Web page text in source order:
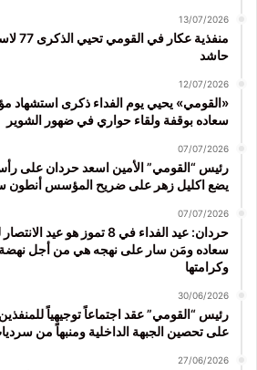
13/07/2026
منفذية
حاشد
12/07/2026
«القومي» يحيي يوم الفداء ذكرى
سعاده بوقفة ولقاء حواري في ضهور الشوير
07/07/2026
رئيس “القومي” الأمين اسعد حردان على
يضع اكليل زهر على ضريح المؤسس أنطون
07/07/2026
حردان: عيد الفداء في 8 تموز هو
سعاده ومَن سار على نهجه هي من أجل نهضة
وكرامتها
30/06/2026
رئيس “القومي” عقد اجتماعاً توجيهياً
على تحصين الجبهة الداخلية ومنبهاً من
27/06/2026